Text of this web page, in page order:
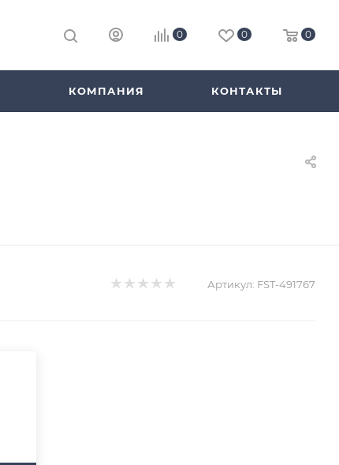
0 0 0
КОМПАНИЯ КОНТАКТЫ
Артикул: FST-491767